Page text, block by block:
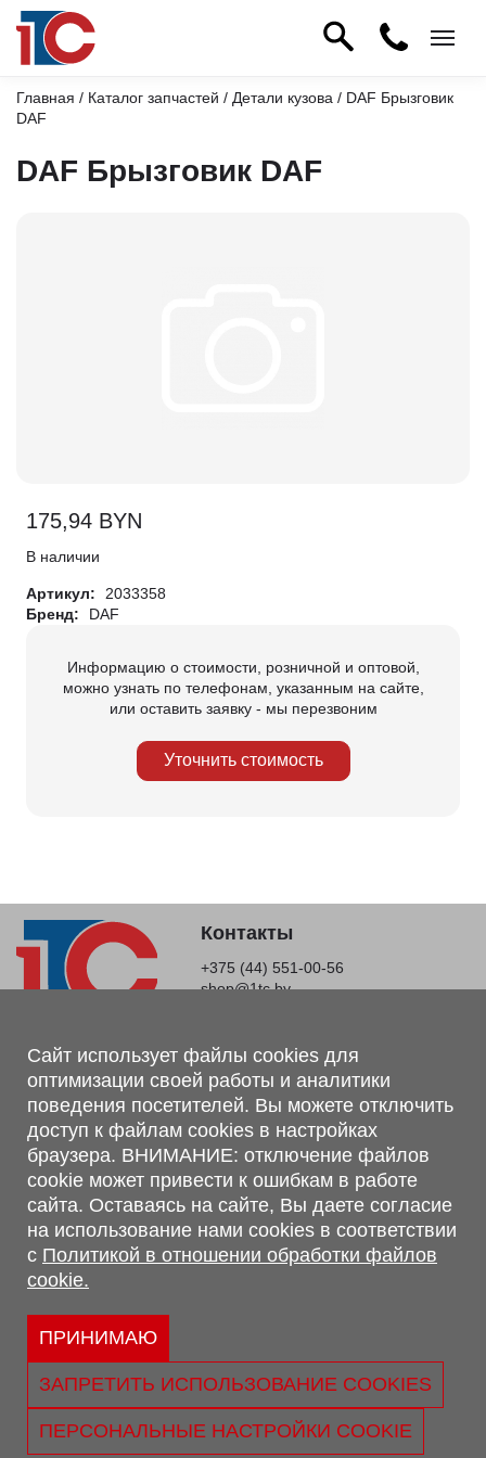
Главная / Каталог запчастей / Детали кузова / DAF Брызговик
DAF
DAF Брызговик DAF
175,94 BYN
В наличии
Артикул:
2033358
Бренд:
DAF
Информацию о стоимости, розничной и оптовой,
можно узнать по телефонам, указанным на сайте,
или оставить заявку - мы перезвоним
Уточнить стоимость
Контакты
+375 (44) 551-00-56
shop@1tc.by
Магазин, склад
г. Минск, Минский р-н, п. Привольный, ул. Мира, 20А,
223062
г. Брест, ул. Лейтенанта Рябцева, 108 В, 224701
Обращаем Ваше внимание, что вся предоставленная на сайте
информация, касающаяся комплектаций, технических
характеристик, цветовых сочетаний, а также стоимости и
сервисного обслуживания носит информационный характер и
не является публичной офертой, определяемой п.2 ст.407
Гражданского кодекса Республики Беларусь.
Политика обработки персональных данных
Политикой в отношении обработки файлов cookie.
Свидетельство о регистрации №290667530 выдано 02.02.2009
г. Администрацией Ленинского р-на г. Бреста
Сайт использует файлы cookies для
оптимизации своей работы и аналитики
поведения посетителей. Вы можете отключить
доступ к файлам cookies в настройках
браузера. ВНИМАНИЕ: отключение файлов
cookie может привести к ошибкам в работе
сайта. Оставаясь на сайте, Вы даете согласие
на использование нами cookies в соответствии
с Политикой в отношении обработки файлов
cookie.
ПРИНИМАЮ
ЗАПРЕТИТЬ ИСПОЛЬЗОВАНИЕ COOKIES
ПЕРСОНАЛЬНЫЕ НАСТРОЙКИ COOKIE